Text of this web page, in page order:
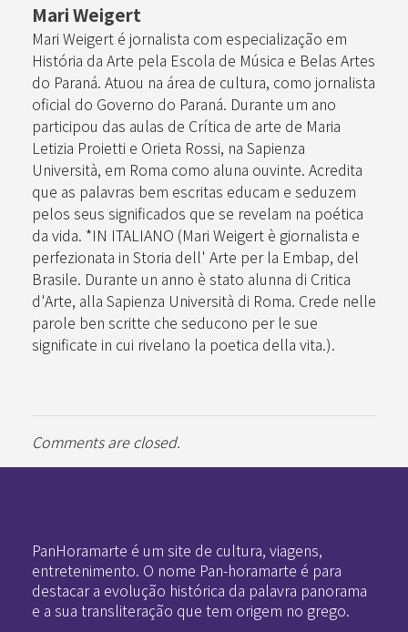
Mari Weigert
Mari Weigert é jornalista com especialização em
História da Arte pela Escola de Música e Belas Artes
do Paraná. Atuou na área de cultura, como jornalista
oficial do Governo do Paraná. Durante um ano
participou das aulas de Crítica de arte de Maria
Letizia Proietti e Orieta Rossi, na Sapienza
Università, em Roma como aluna ouvinte. Acredita
que as palavras bem escritas educam e seduzem
pelos seus significados que se revelam na poética
da vida. *IN ITALIANO (Mari Weigert è giornalista e
perfezionata in Storia dell' Arte per la Embap, del
Brasile. Durante un anno è stato alunna di Critica
d'Arte, alla Sapienza Università di Roma. Crede nelle
parole ben scritte che seducono per le sue
significate in cui rivelano la poetica della vita.).
Comments are closed.
PanHoramarte é um site de cultura, viagens,
entretenimento. O nome Pan-horamarte é para
destacar a evolução histórica da palavra panorama
e a sua transliteração que tem origem no grego.